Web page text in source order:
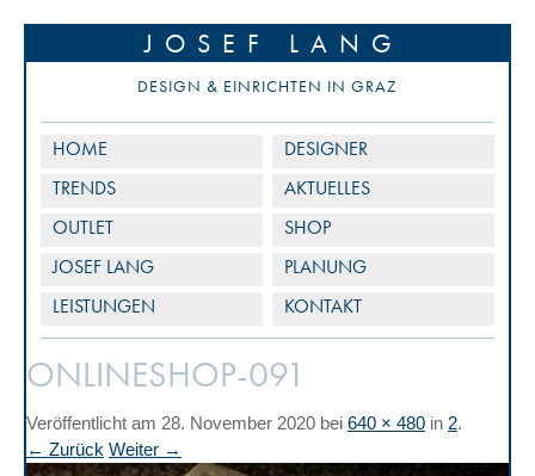
JOSEF LANG
DESIGN & EINRICHTEN IN GRAZ
HOME
DESIGNER
TRENDS
AKTUELLES
OUTLET
SHOP
JOSEF LANG
PLANUNG
LEISTUNGEN
KONTAKT
ONLINESHOP-091
Veröffentlicht am 28. November 2020 bei 640 × 480 in 2.
← Zurück Weiter →